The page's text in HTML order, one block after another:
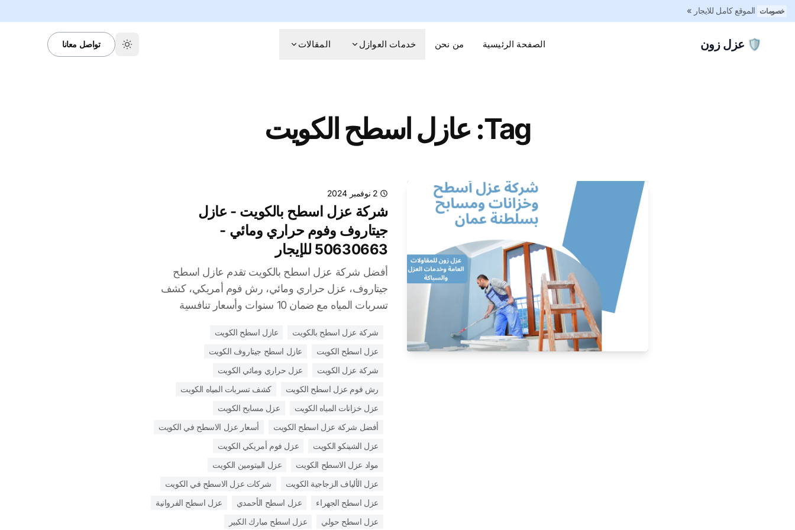
خصومات الموقع كامل للايجار »
🛡️ عزل زون الصفحة الرئيسية من نحن خدمات العوازل المقالات تواصل معانا
Tag: عازل اسطح الكويت
2 نوفمبر 2024
شركة عزل اسطح بالكويت - عازل
جيتاروف وفوم حراري ومائي -
50630663 للإيجار
أفضل شركة عزل اسطح بالكويت تقدم عازل اسطح
جيتاروف، عزل حراري ومائي، رش فوم أمريكي، كشف
تسربات المياه مع ضمان 10 سنوات وأسعار تنافسية
شركة عزل اسطح بالكويت
عازل اسطح الكويت
عزل اسطح الكويت
عازل اسطح جيتاروف الكويت
شركة عزل الكويت
عزل حراري ومائي الكويت
رش فوم عزل اسطح الكويت
كشف تسربات المياه الكويت
عزل خزانات المياه الكويت
عزل مسابح الكويت
أفضل شركة عزل اسطح الكويت
أسعار عزل الاسطح في الكويت
عزل الشينكو الكويت
عزل فوم أمريكي الكويت
مواد عزل الاسطح الكويت
عزل البيتومين الكويت
عزل الألياف الزجاجية الكويت
شركات عزل الاسطح في الكويت
عزل اسطح الجهراء
عزل اسطح الأحمدي
عزل اسطح الفروانية
عزل اسطح حولي
عزل اسطح مبارك الكبير